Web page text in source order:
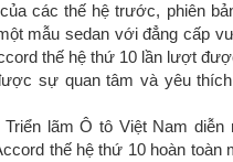
các thế hệ trước, phiên
mẫu sedan với đẳng cấp
thế hệ thứ 10 lần lượt
sự quan tâm và yêu
lãm Ô tô Việt Nam diễn
thế hệ thứ 10 hoàn